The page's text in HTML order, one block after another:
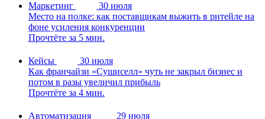
Маркетинг
30 июля
Место на полке: как поставщикам выжить в ритейле на
фоне усиления конкуренции
Прочтёте за 5 мин.
Кейсы
30 июля
Как франчайзи «Сушиселл» чуть не закрыл бизнес и
потом в разы увеличил прибыль
Прочтёте за 4 мин.
Автоматизация
29 июля